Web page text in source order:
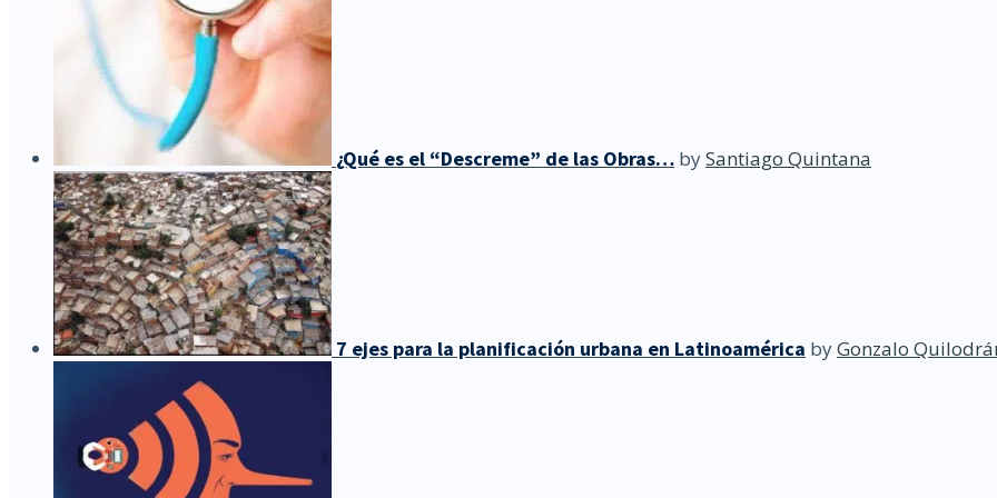
¿Qué es el “Descreme” de las Obras… bySantiago Quintana
7 ejes para la planificación urbana en Latinoamérica byGonzalo